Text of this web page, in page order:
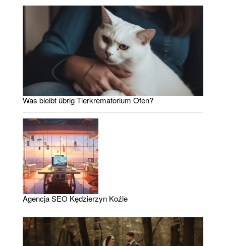
Was bleibt übrig Tierkrematorium Ofen?
Agencja SEO Kędzierzyn Koźle